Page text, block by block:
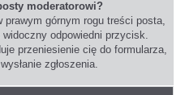
moderatorowi?
prawym górnym rogu treści posta,
odpowiedni przycisk.
przeniesienie cię do formularza,
zgłoszenia.